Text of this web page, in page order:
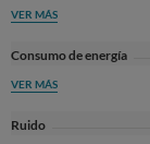
VER MÁS
Consumo de energía
VER MÁS
Ruido